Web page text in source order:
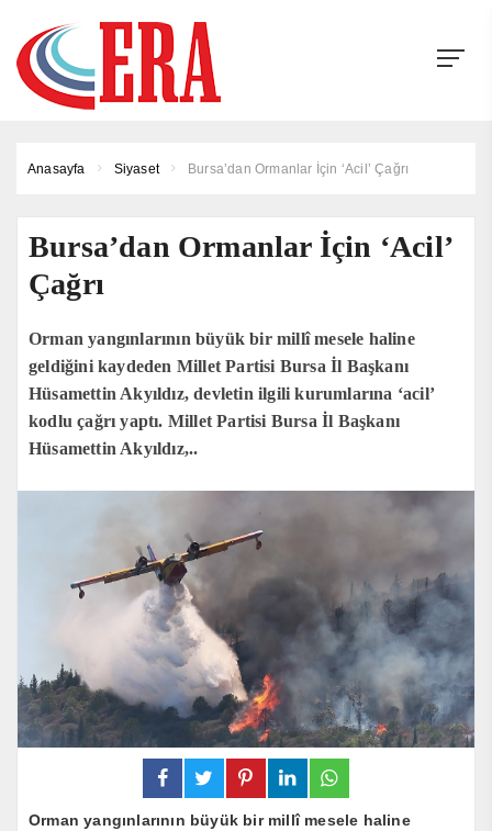
Anasayfa Siyaset Bursa’dan Ormanlar İçin ‘Acil’ Çağrı
Bursa’dan Ormanlar İçin ‘Acil’
Çağrı
Orman yangınlarının büyük bir millî mesele haline
geldiğini kaydeden Millet Partisi Bursa İl Başkanı
Hüsamettin Akyıldız, devletin ilgili kurumlarına ‘acil’
kodlu çağrı yaptı. Millet Partisi Bursa İl Başkanı
Hüsamettin Akyıldız,..
Orman yangınlarının büyük bir millî mesele haline